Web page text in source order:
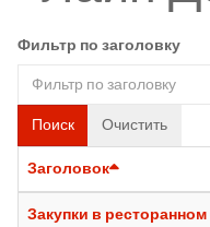
Фильтр по заголовку
Поиск Очистить
Заголовок
Закупки в